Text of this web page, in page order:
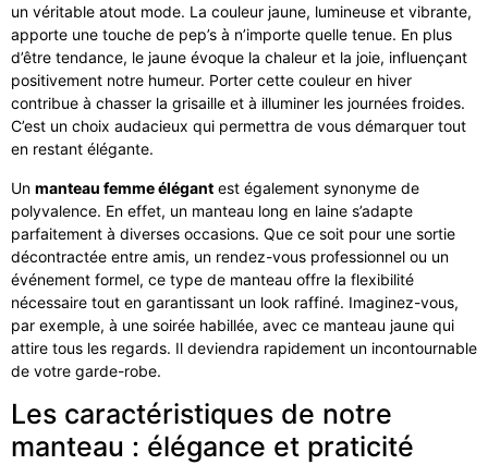
un véritable atout mode. La couleur jaune, lumineuse et vibrante,
apporte une touche de pep’s à n’importe quelle tenue. En plus
d’être tendance, le jaune évoque la chaleur et la joie, influençant
positivement notre humeur. Porter cette couleur en hiver
contribue à chasser la grisaille et à illuminer les journées froides.
C’est un choix audacieux qui permettra de vous démarquer tout
en restant élégante.
Un manteau femme élégant est également synonyme de
polyvalence. En effet, un manteau long en laine s’adapte
parfaitement à diverses occasions. Que ce soit pour une sortie
décontractée entre amis, un rendez-vous professionnel ou un
événement formel, ce type de manteau offre la flexibilité
nécessaire tout en garantissant un look raffiné. Imaginez-vous,
par exemple, à une soirée habillée, avec ce manteau jaune qui
attire tous les regards. Il deviendra rapidement un incontournable
de votre garde-robe.
Les caractéristiques de notre
manteau : élégance et praticité